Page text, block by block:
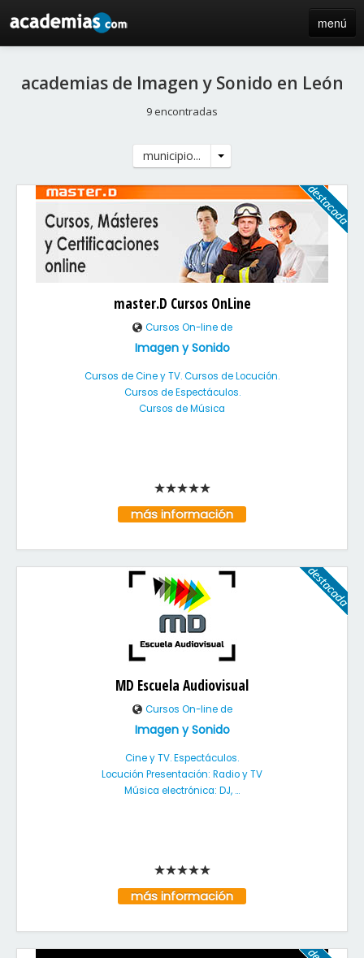
menú
blog
iniciar sesión / registro de centros
academias de Imagen y Sonido en León
9 encontradas
municipio...
master.D Cursos OnLine
Cursos On-line de
Imagen y Sonido
Cursos de Cine y TV. Cursos de Locución.
Cursos de Espectáculos.
Cursos de Música
más información
MD Escuela Audiovisual
Cursos On-line de
Imagen y Sonido
Cine y TV. Espectáculos.
Locución Presentación: Radio y TV
Música electrónica: DJ, ...
más información